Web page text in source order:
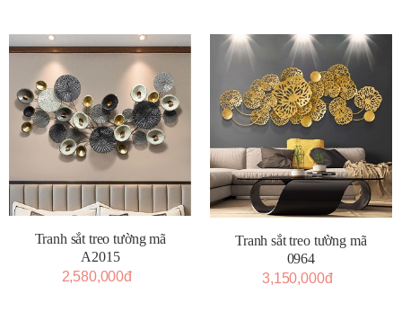
Tranh sắt treo tường mã
A2015
2,580,000đ
Tranh sắt treo tường mã
0964
3,150,000đ